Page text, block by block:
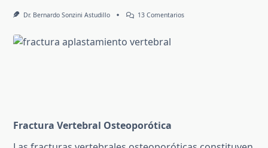
Dr. Bernardo Sonzini Astudillo 13 ComentariosEn
Fractura Vertebral Osteoporótica